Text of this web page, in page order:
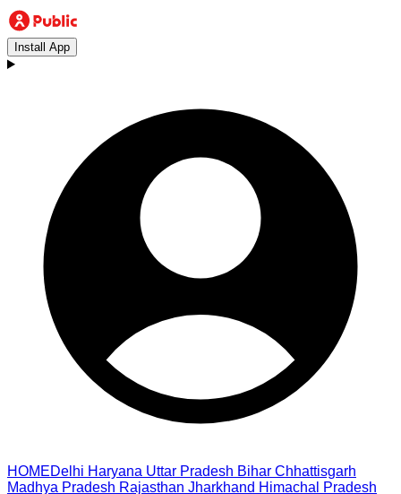
Install App
HOMEDelhi Haryana Uttar Pradesh Bihar Chhattisgarh
Madhya Pradesh Rajasthan Jharkhand Himachal Pradesh